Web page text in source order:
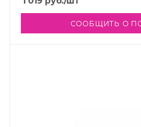
СООБЩИТЬ О